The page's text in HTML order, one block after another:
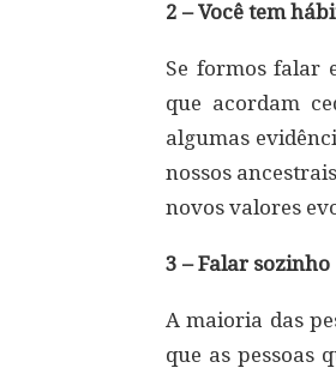
2 – Você tem
Se formos falar
que acordam
algumas
nossos
novos valores
3 – Falar sozinho
A maioria das
que as pessoas